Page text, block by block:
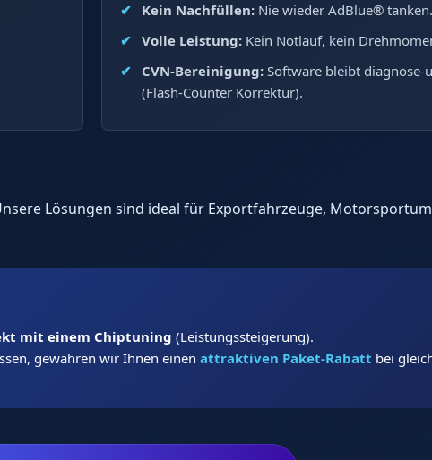
Kein Nachfüllen: Nie wieder AdBlue® tanken.
Volle Leistung: Kein Notlauf, kein
CVN-Bereinigung: Software bleibt diagnose-
(Flash-Counter Korrektur).
Lösungen sind ideal für Exportfahrzeuge,
mit einem Chiptuning (Leistungssteigerung).
gewähren wir Ihnen einen attraktiven Paket-Rabatt bei